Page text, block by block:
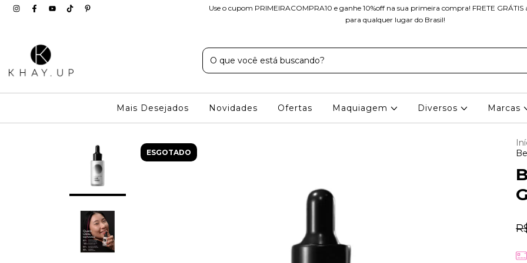
Use o cupom PRIMEIRACOMPRA10 e ganhe 10%off na sua primeira compra! FRETE GRÁTIS
para qualquer lugar do Brasil!
Mais Desejados Novidades Ofertas Maquiagem Diversos Marcas
ESGOTADO